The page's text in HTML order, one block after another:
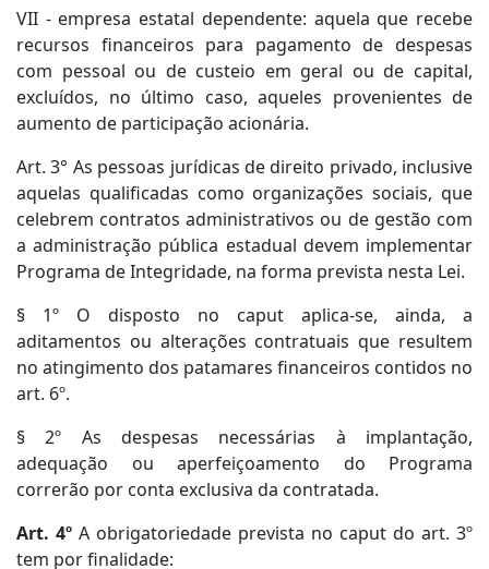
VII - empresa estatal dependente: aquela que recebe
recursos financeiros para pagamento de despesas
com pessoal ou de custeio em geral ou de capital,
excluídos, no último caso, aqueles provenientes de
aumento de participação acionária.
Art. 3° As pessoas jurídicas de direito privado, inclusive
aquelas qualificadas como organizações sociais, que
celebrem contratos administrativos ou de gestão com
a administração pública estadual devem implementar
Programa de Integridade, na forma prevista nesta Lei.
§ 1º O disposto no caput aplica-se, ainda, a
aditamentos ou alterações contratuais que resultem
no atingimento dos patamares financeiros contidos no
art. 6º.
§ 2º As despesas necessárias à implantação,
adequação ou aperfeiçoamento do Programa
correrão por conta exclusiva da contratada.
Art. 4º A obrigatoriedade prevista no caput do art. 3º
tem por finalidade: